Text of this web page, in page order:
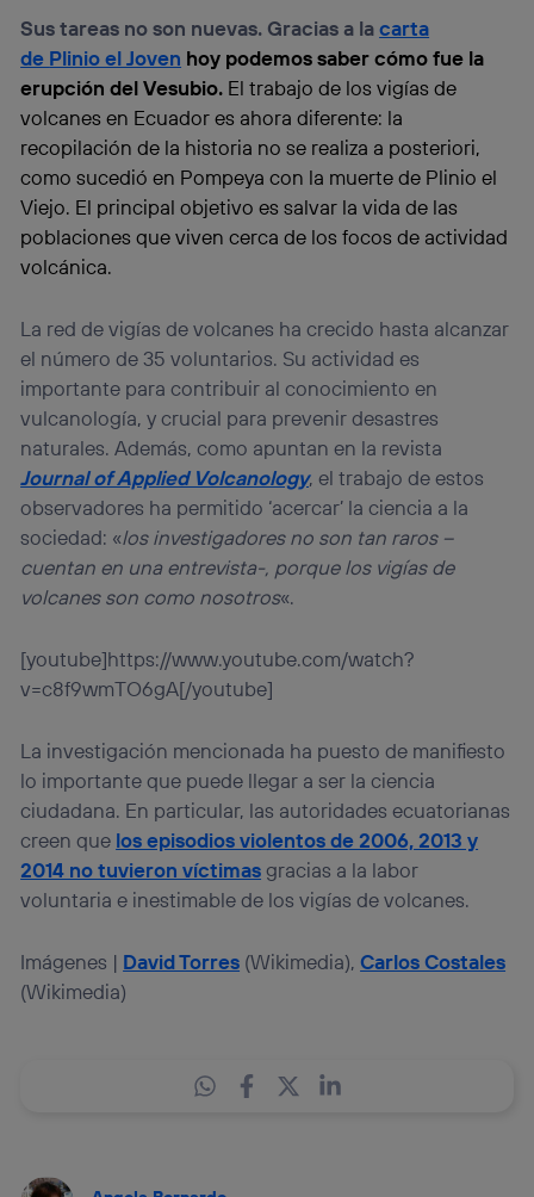
Sus tareas no son nuevas. Gracias a lacarta
de Plinio el Joven hoy podemos saber cómo fue la
erupción del Vesubio. El trabajo de los vigías de
volcanes en Ecuador es ahora diferente: la
recopilación de la historia no se realiza a posteriori,
como sucedió en Pompeya con la muerte de Plinio el
Viejo. El principal objetivo es salvar la vida de las
poblaciones que viven cerca de los focos de actividad
volcánica.
La red de vigías de volcanes ha crecido hasta alcanzar
el número de 35 voluntarios. Su actividad es
importante para contribuir al conocimiento en
vulcanología, y crucial para prevenir desastres
naturales. Además, como apuntan en la revista
Journal of Applied Volcanology, el trabajo de estos
observadores ha permitido ‘acercar’ la ciencia a la
sociedad: «los investigadores no son tan raros –
cuentan en una entrevista-, porque los vigías de
volcanes son como nosotros«.
[youtube]https://www.youtube.com/watch?
v=c8f9wmTO6gA[/youtube]
La investigación mencionada ha puesto de manifiesto
lo importante que puede llegar a ser la ciencia
ciudadana. En particular, las autoridades ecuatorianas
creen que los episodios violentos de 2006, 2013 y
2014 no tuvieron víctimas gracias a la labor
voluntaria e inestimable de los vigías de volcanes.
Imágenes | David Torres (Wikimedia),Carlos Costales
(Wikimedia)